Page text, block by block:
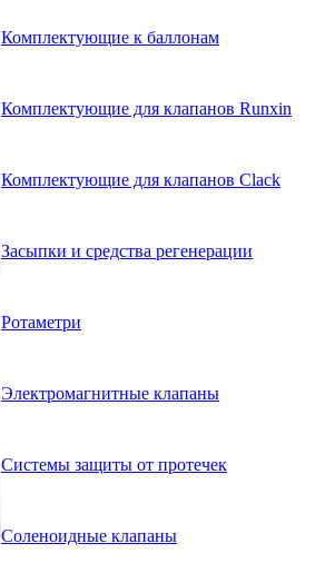
Комплектующие к баллонам
Комплектующие для клапанов Runxin
Комплектующие для клапанов Clack
Засыпки и средства регенерации
Ротаметри
Электромагнитные клапаны
Системы защиты от протечек
Соленоидные клапаны